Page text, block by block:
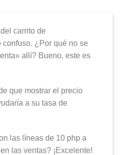
carrito de
¿Por qué no se
allí? Bueno, este es
que mostrar el precio
a su tasa de
las líneas de 10 php a
las ventas? ¡Excelente!